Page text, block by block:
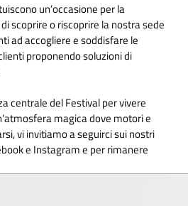
un’occasione per la
scoprire o riscoprire la nostra sede
ad accogliere e soddisfare le
proponendo soluzioni di
centrale del Festival per vivere
magica dove motori e
vi invitiamo a seguirci sui nostri
e Instagram e per rimanere